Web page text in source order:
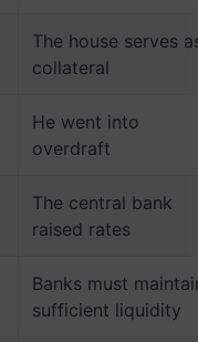
The house serves
collateral
He went into
overdraft
The central bank
raised rates
Banks must
sufficient liquidity